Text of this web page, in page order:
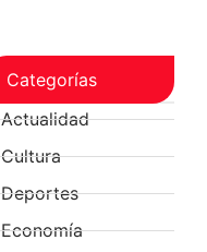
Categorías
Actualidad
Cultura
Deportes
Economía